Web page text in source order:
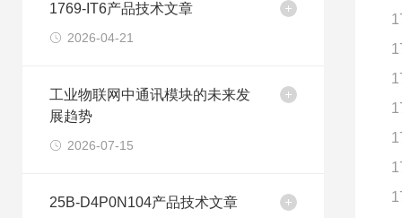
1769-IT6产品技术文章
2026-04-21
工业物联网中通讯模块的未来发
展趋势
2026-07-15
25B-D4P0N104产品技术文章